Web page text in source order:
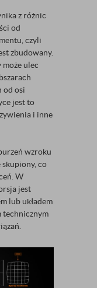
z różnic
od
czyli
zbudowany.
ulec
od osi
jest to
i inne
wzroku
skupiony, co
W
jest
lub układem
technicznym